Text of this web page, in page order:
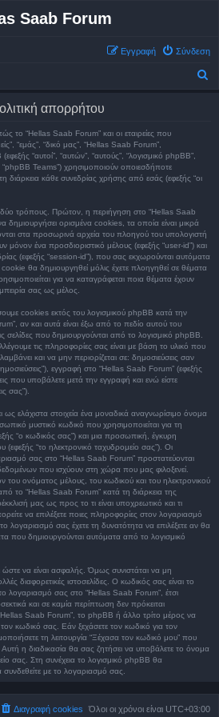
Saab Forum
Σύνδεση
Εγγραφή
απορρήτου
το “Hellas Saab Forum” και οι εταιρείες που
“εμάς”, “δικό μας”, “Hellas Saab Forum”,
“αυτοί”, “αυτών”, “αυτούς”, “λογισμικό phpBB”,
Teams”) χρησιμοποιούν οποιεσδήποτε
διάρκεια κάθε συνεδρίας χρήσης από εσάς (εφεξής “οι
δύο τρόπους. Πρώτον, η περιήγηση στο “Hellas Saab
δημιουργήσει ορισμένα cookies, τα οποία είναι μικρά
στα προσωρινά αρχεία του πλοηγού του υπολογιστή
ένα προσδιοριστικό μέλους (εφεξής “user-id”) και
(εφεξής “session-id”), που σας εκχωρούνται αυτόματα
θα δημιουργηθεί μόλις έχετε πλοηγηθεί σε θέματα
για να καταγράφεται ποια θέματα έχουν
σας ως μέλος.
cookies εκτός του λογισμικού phpBB κατά την
αν και αυτά είναι έξω από το πεδίο αυτού του
σελίδες που δημιουργούνται από το λογισμικό phpBB.
τις πληροφορίες σας είναι με βάση το υλικό που
και να μην περιορίζεται σε: δημοσιεύσεις σαν
εγγραφή στο “Hellas Saab Forum” (εφεξής
που υποβάλετε μετά την εγγραφή και ενώ είστε
σας”).
ελάχιστα στοιχεία ένα μοναδικά αναγνωρίσιμο όνομα
μυστικό κωδικό που χρησιμοποιείται για τη
“ο κωδικός σας”) και μια προσωπική, έγκυρη
(εφεξής “το ηλεκτρονικό ταχυδρομείο σας”). Οι
σας στο “Hellas Saab Forum” προστατεύονται
που ισχύουν στη χώρα που μας φιλοξενεί.
του ονόματος μέλους, του κωδικού και του ηλεκτρονικού
το “Hellas Saab Forum” κατά τη διάρκεια της
μας ως προς το τι είναι υποχρεωτικό και τι
να επιλέξετε ποιες πληροφορίες στον λογαριασμό
λογαριασμό σας έχετε τη δυνατότητα να επιλέξετε αν θα
που δημιουργούνται αυτόματα από το λογισμικό
ώστε να είναι ασφαλής. Όμως συνιστάται να μη
διαφορετικές ιστοσελίδες. Ο κωδικός σας είναι το
λογαριασμό σας στο “Hellas Saab Forum”, έτσι
και σε καμία περίπτωση δεν πρόκειται
Saab Forum”, το phpBB ή άλλο τρίτο μέρος να
κωδικό σας. Εάν ξεχάσετε τον κωδικό για τον
τη λειτουργία “Ξέχασα τον κωδικό μου” που
η διαδικασία θα σας ζητήσει να υποβάλετε το όνομα
σας. Στη συνέχεια το λογισμικό phpBB θα
με το λογαριασμό σας.
Όλοι οι χρόνοι είναι UTC+03:00
Διαγραφή cookies